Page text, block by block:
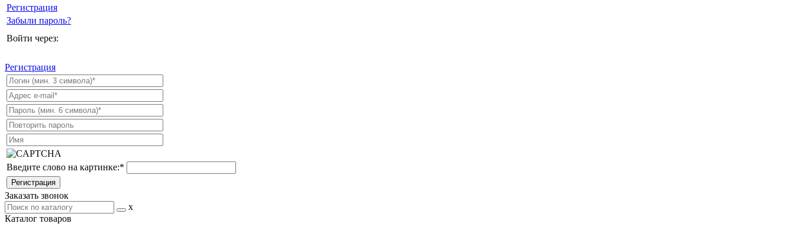
Регистрация
Забыли пароль?
Войти через:
Регистрация
Введите слово на картинке:*
Заказать звонок
x
Каталог товаров